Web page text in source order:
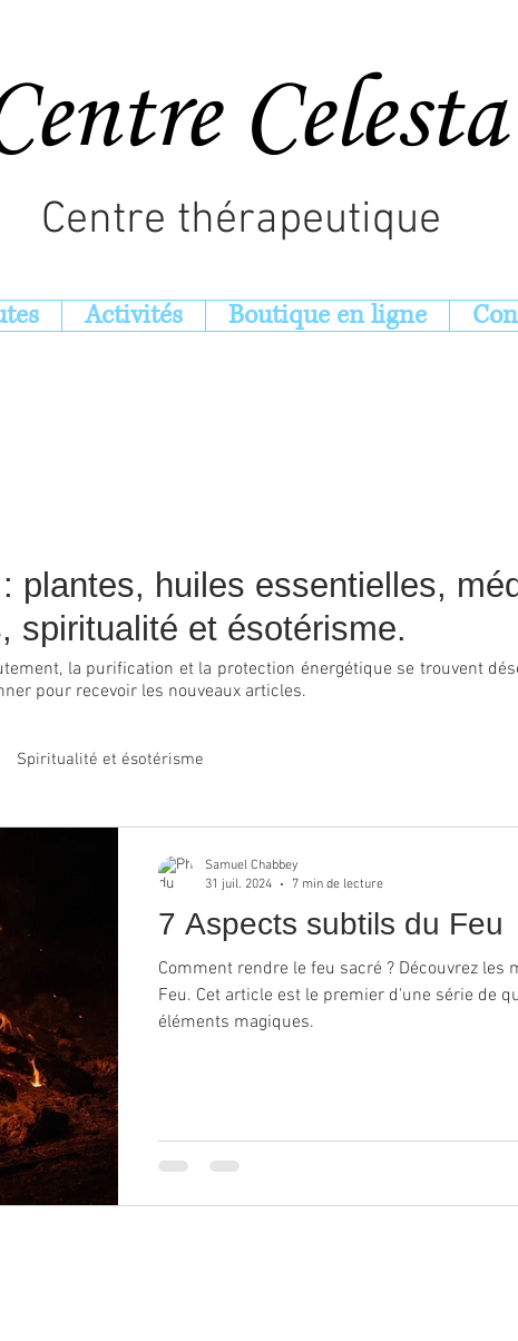
Celesta
Centre thérapeutique
Activités Boutique en ligne
plantes, huiles essentielles,
spiritualité et ésotérisme.
la purification et la protection énergétique se trouvent
pour recevoir les nouveaux articles.
Spiritualité et ésotérisme
7 Aspects subtils du Feu
Comment rendre le feu sacré ? Découvrez les
Feu. Cet article est le premier d'une série de quatre sur les
éléments magiques.
Samuel Chabbey
31 juil. 2024
7 min de lecture